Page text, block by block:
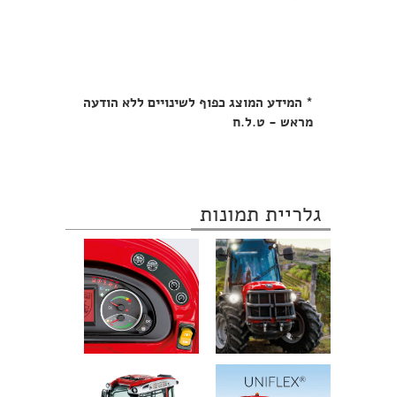
* המידע המוצג כפוף לשינויים ללא הודעה
מראש - ט.ל.ח
גלריית תמונות